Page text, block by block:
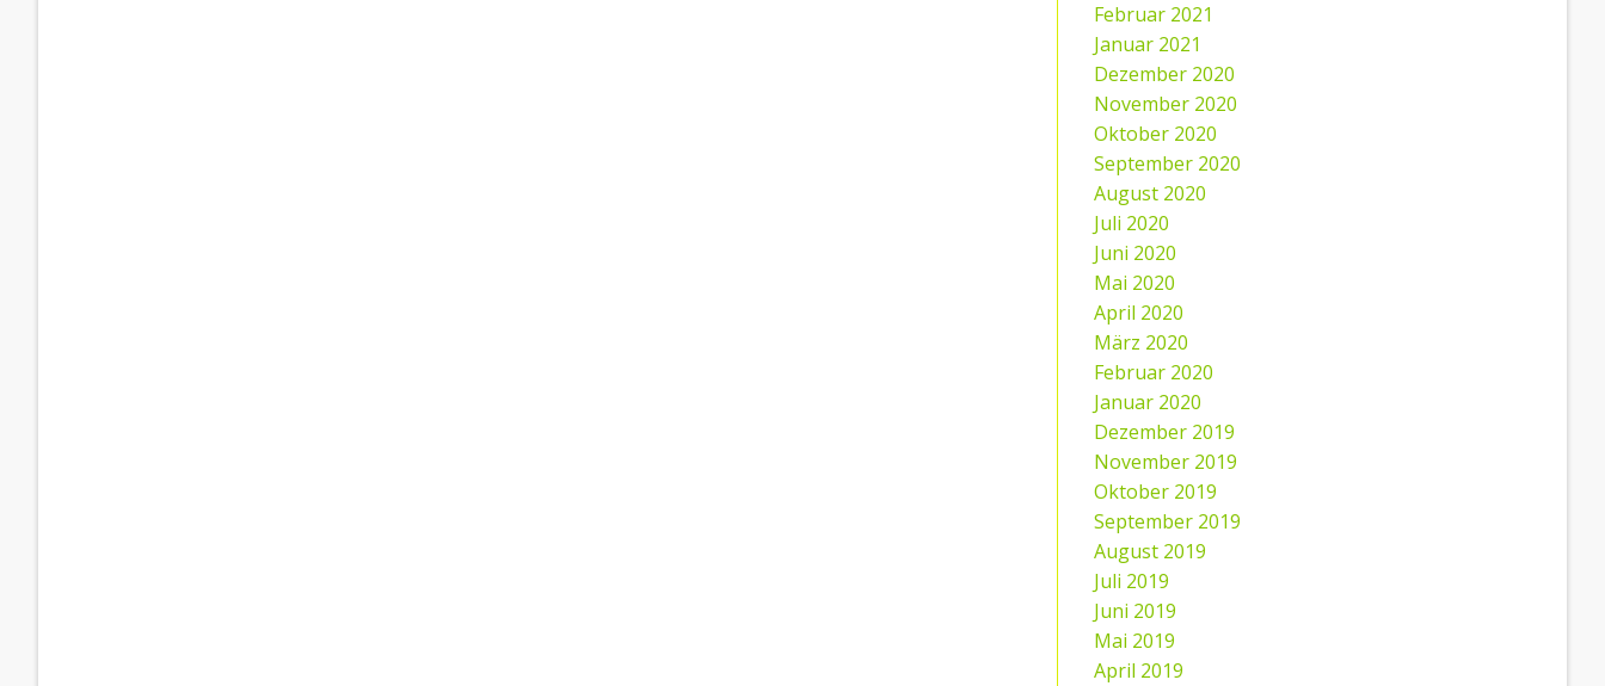
Februar 2021
Januar 2021
Dezember 2020
November 2020
Oktober 2020
September 2020
August 2020
Juli 2020
Juni 2020
Mai 2020
April 2020
März 2020
Februar 2020
Januar 2020
Dezember 2019
November 2019
Oktober 2019
September 2019
August 2019
Juli 2019
Juni 2019
Mai 2019
April 2019